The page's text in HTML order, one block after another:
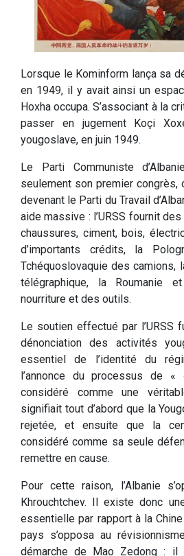
Lorsque le Kominform lança sa
en 1949, il y avait ainsi un
Hoxha occupa. S’associant à la
passer en jugement Koçi
yougoslave, en juin 1949.
Le Parti Communiste
seulement son premier congrès,
devenant le Parti du Travail
aide massive : l’URSS fournit
chaussures, ciment, bois,
d’importants crédits, la
Tchéquoslovaquie des camions,
télégraphique, la Roumanie
nourriture et des outils.
Le soutien effectué par l’URSS
dénonciation des activités
essentiel de l’identité du
l’annonce du processus de
considéré comme une
signifiait tout d’abord que la
rejetée, et ensuite que la
considéré comme sa seule
remettre en cause.
Pour cette raison, l’Albanie
Khrouchtchev. Il existe donc
essentielle par rapport à la
pays s’opposa au
démarche de Mao Zedong :